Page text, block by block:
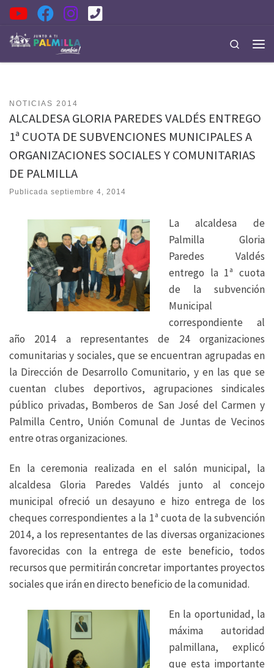
Saltar al contenido
Search
NOTICIAS 2014
ALCALDESA GLORIA PAREDES VALDÉS ENTREGO
1ª CUOTA DE SUBVENCIONES MUNICIPALES A
ORGANIZACIONES SOCIALES Y COMUNITARIAS
DE PALMILLA
Publicada septiembre 4, 2014
La alcaldesa de
Palmilla Gloria
Paredes Valdés
entrego la 1ª cuota
de la subvención
Municipal
correspondiente al
año 2014 a representantes de 24 organizaciones
comunitarias y sociales, que se encuentran agrupadas en
la Dirección de Desarrollo Comunitario, y en las que se
cuentan clubes deportivos, agrupaciones sindicales
público privadas, Bomberos de San José del Carmen y
Palmilla Centro, Unión Comunal de Juntas de Vecinos
entre otras organizaciones.
En la ceremonia realizada en el salón municipal, la
alcaldesa Gloria Paredes Valdés junto al concejo
municipal ofreció un desayuno e hizo entrega de los
cheques correspondientes a la 1ª cuota de la subvención
2014, a los representantes de las diversas organizaciones
favorecidas con la entrega de este beneficio, todos
recursos que permitirán concretar importantes proyectos
sociales que irán en directo beneficio de la comunidad.
En la oportunidad, la
máxima autoridad
palmillana, explicó
que esta importante